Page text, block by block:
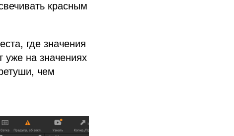
красным
где значения
уже на значениях
чем